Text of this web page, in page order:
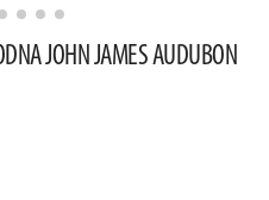
JOHN JAMES AUDUBON